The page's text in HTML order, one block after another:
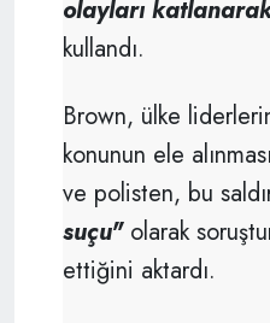
olayları
kullandı.
Brown, ülke
konunun ele
ve polisten, bu
suçu"olarak
ettiğini aktardı.